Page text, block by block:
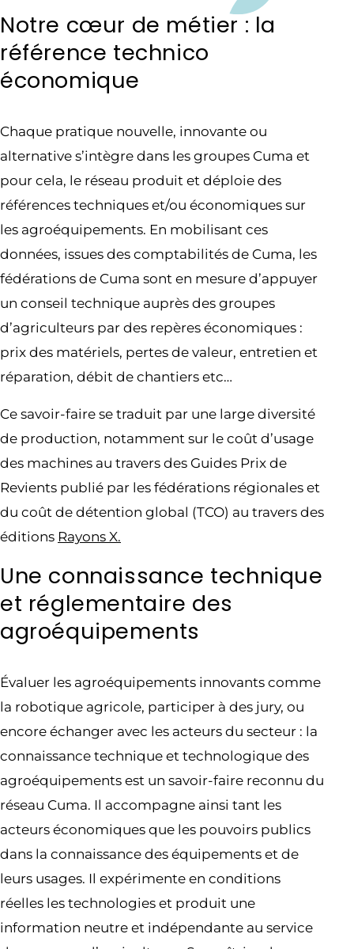
Notre cœur de métier : la
référence technico
économique
Chaque pratique nouvelle, innovante ou
alternative s’intègre dans les groupes Cuma et
pour cela, le réseau produit et déploie des
références techniques et/ou économiques sur
les agroéquipements. En mobilisant ces
données, issues des comptabilités de Cuma, les
fédérations de Cuma sont en mesure d’appuyer
un conseil technique auprès des groupes
d’agriculteurs par des repères économiques :
prix des matériels, pertes de valeur, entretien et
réparation, débit de chantiers etc…
Ce savoir-faire se traduit par une large diversité
de production, notamment sur le coût d’usage
des machines au travers des Guides Prix de
Revients publié par les fédérations régionales et
du coût de détention global (TCO) au travers des
éditions Rayons X.
Une connaissance technique
et réglementaire des
agroéquipements
Évaluer les agroéquipements innovants comme
la robotique agricole, participer à des jury, ou
encore échanger avec les acteurs du secteur : la
connaissance technique et technologique des
agroéquipements est un savoir-faire reconnu du
réseau Cuma. Il accompagne ainsi tant les
acteurs économiques que les pouvoirs publics
dans la connaissance des équipements et de
leurs usages. Il expérimente en conditions
réelles les technologies et produit une
information neutre et indépendante au service